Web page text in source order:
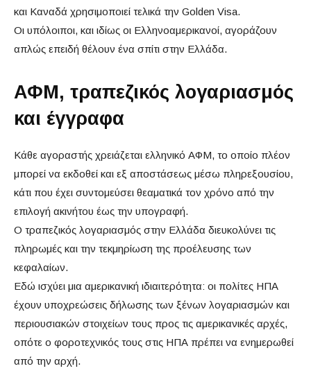
και Καναδά χρησιμοποιεί τελικά την Golden Visa.
Οι υπόλοιποι, και ιδίως οι Ελληνοαμερικανοί, αγοράζουν
απλώς επειδή θέλουν ένα σπίτι στην Ελλάδα.
ΑΦΜ, τραπεζικός λογαριασμός
και έγγραφα
Κάθε αγοραστής χρειάζεται ελληνικό ΑΦΜ, το οποίο πλέον
μπορεί να εκδοθεί και εξ αποστάσεως μέσω πληρεξουσίου,
κάτι που έχει συντομεύσει θεαματικά τον χρόνο από την
επιλογή ακινήτου έως την υπογραφή.
Ο τραπεζικός λογαριασμός στην Ελλάδα διευκολύνει τις
πληρωμές και την τεκμηρίωση της προέλευσης των
κεφαλαίων.
Εδώ ισχύει μια αμερικανική ιδιαιτερότητα: οι πολίτες ΗΠΑ
έχουν υποχρεώσεις δήλωσης των ξένων λογαριασμών και
περιουσιακών στοιχείων τους προς τις αμερικανικές αρχές,
οπότε ο φοροτεχνικός τους στις ΗΠΑ πρέπει να ενημερωθεί
από την αρχή.